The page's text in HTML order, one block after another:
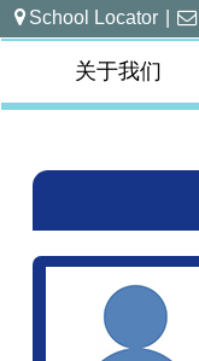
School Locator |
关于我们